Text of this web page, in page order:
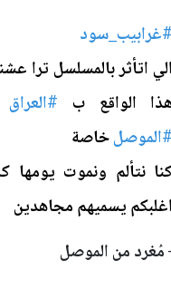
#غرابيب_سود
الي اتأثر بالمسلسل ترا
الواقع ب #العراق
#الموصلخاصة
نتألم ونموت يومها
اغلبكم يسميهم مجاهدين
من الموصل